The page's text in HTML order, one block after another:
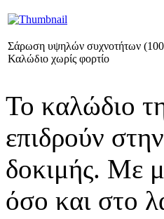
Σάρωση υψηλών συχνοτήτων
Καλώδιο χωρίς φορτίο
Το καλώδιο
επιδρούν
δοκιμής. Με
όσο και στο